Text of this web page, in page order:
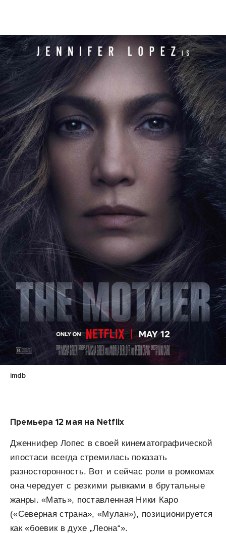
imdb
Премьера 12 мая на Netflix
Дженнифер Лопес в своей кинематографической
ипостаси всегда стремилась показать
разносторонность. Вот и сейчас роли в ромкомах
она чередует с резкими рывками в брутальные
жанры. «Мать», поставленная Ники Каро
(«Северная страна», «Мулан»), позиционируется
как «боевик в духе „Леона“».